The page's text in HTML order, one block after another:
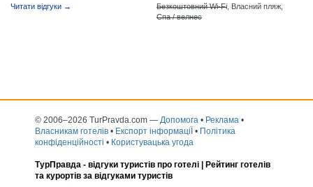
Читати відгуки → Безкоштовний Wi-Fi Власний пляж,
Спа / велнес
© 2006–2026 TurPravda.com — Допомога • Реклама •
Власникам готелів • Експорт інформаціЇ • Політика
конфіденційності • Користувацька угода
ТурПравда - відгуки туристів про готелі | Рейтинг готелів
та курортів за відгуками туристів